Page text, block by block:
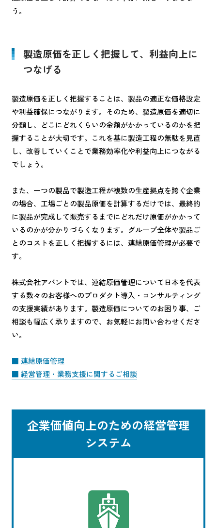
う。
製造原価を正しく把握して、利益向上に
つなげる
製造原価を正しく把握することは、製品の適正な価格設定
や利益確保につながります。そのため、製造原価を適切に
分類し、どこにどれくらいの金額がかかっているのかを把
握することが大切です。これを基に製造工程の無駄を見直
し、改善していくことで業務効率化や利益向上につながる
でしょう。
また、一つの製品で製造工程が複数の生産拠点を跨ぐ企業
の場合、工場ごとの製品原価を計算するだけでは、最終的
に製品が完成して販売するまでにどれだけ原価がかかって
いるのかが分かりづらくなります。グループ全体や製品ご
とのコストを正しく把握するには、連結原価管理が必要で
す。
株式会社アバントでは、連結原価管理について日本を代表
する数々のお客様へのプロダクト導入・コンサルティング
の支援実績があります。製造原価についてのお困り事、ご
相談も幅広く承りますので、お気軽にお問い合わせくださ
い。
■ 連結原価管理
■ 経営管理・業務支援に関するご相談
企業価値向上のための経営管理
システム